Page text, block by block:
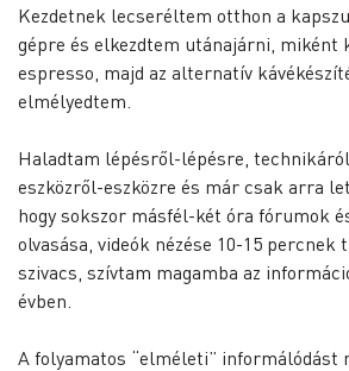
Kezdetnek lecseréltem otthon a
gépre és elkezdtem utánajárni, miként
espresso, majd az alternatív
elmélyedtem.
Haladtam lépésről-lépésre,
eszközről-eszközre és már csak arra
hogy sokszor másfél-két óra fórumok
olvasása, videók nézése 10-15 percnek
szivacs, szívtam magamba az
évben.
A folyamatos “elméleti” informálódást